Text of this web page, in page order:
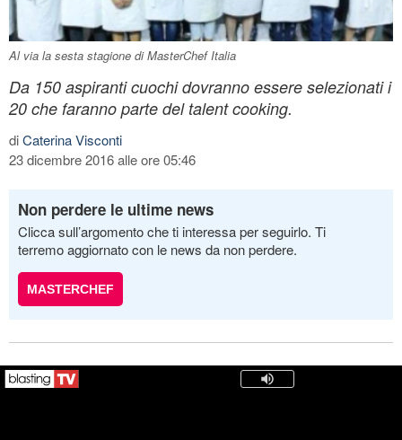
Al via la sesta stagione di MasterChef Italia
Da 150 aspiranti cuochi dovranno essere selezionati i
20 che faranno parte del talent cooking.
diCaterina Visconti
23 dicembre 2016 alle ore 05:46
Non perdere le ultime news
Clicca sull’argomento che ti interessa per seguirlo. Ti
terremo aggiornato con le news da non perdere.
MASTERCHEF